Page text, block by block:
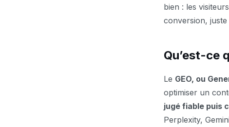
bien : les
conversion,
Qu’est-ce
Le GEO, ou
optimiser un
jugé fiable puis
Perplexity,